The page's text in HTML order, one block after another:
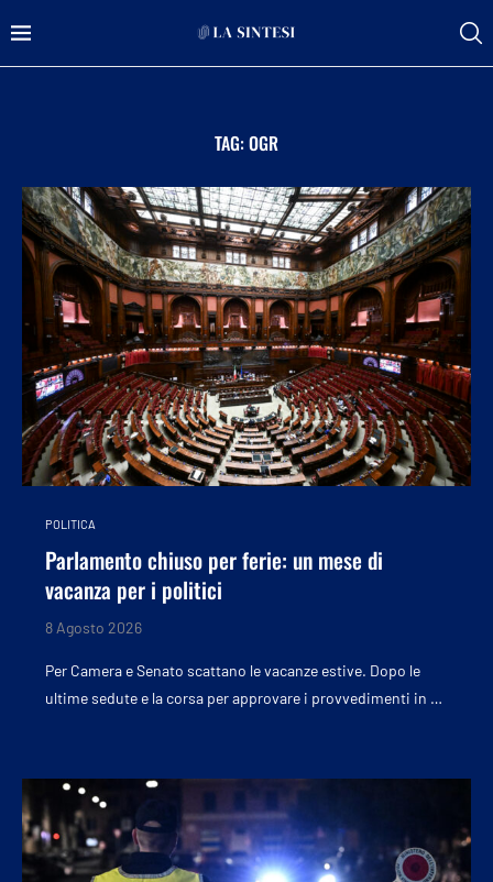
TAG:OGR
POLITICA
Parlamento chiuso per ferie: un mese di
vacanza per i politici
8 Agosto 2026
Per Camera e Senato scattano le vacanze estive. Dopo le
ultime sedute e la corsa per approvare i provvedimenti in …